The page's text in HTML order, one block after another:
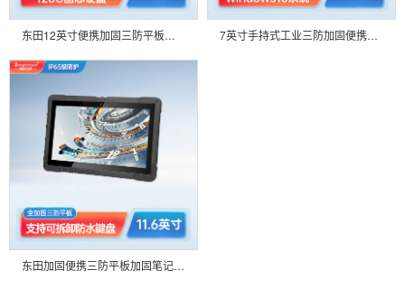
东田12英寸便携加固三防平板高亮笔记本工业电脑 MES工厂产线管理巡检DTZ-I1208E_COPY 7英寸手持式工业三防加固便携笔记本平板电脑支持Win10系统ip67 DTZ-I0708E
东田加固便携三防平板加固笔记本电脑11.6英寸阳光可视IP65防护工控机 DTZ-I1108E_COPY